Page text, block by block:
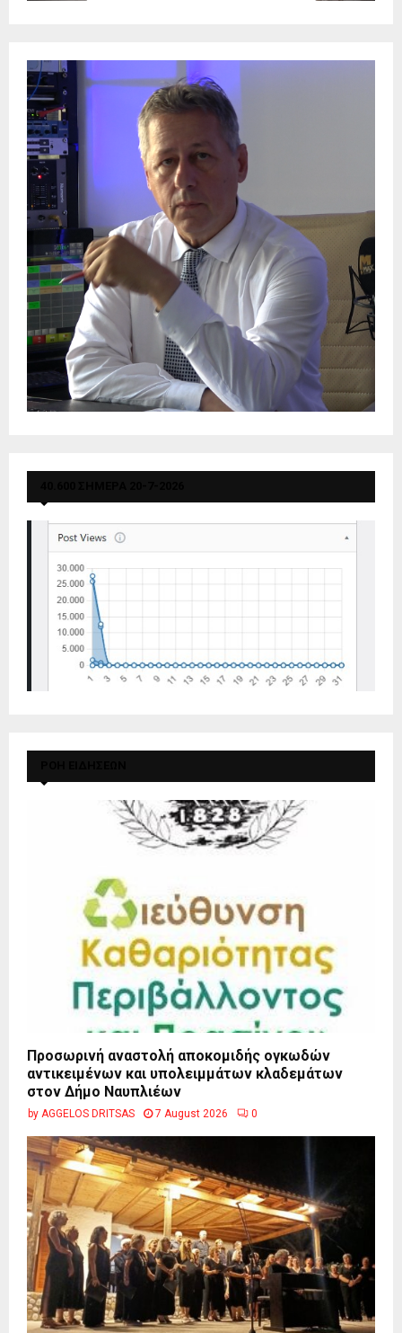
Προσωρινή αναστολή αποκομιδής ογκωδών
αντικειμένων και υπολειμμάτων κλαδεμάτων
στον Δήμο Ναυπλιέων
by AGGELOS DRITSAS 7 August 2026 0